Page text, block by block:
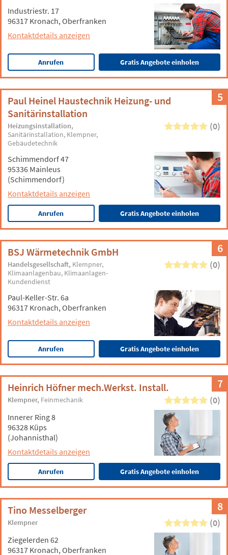
Industriestr. 17
96317 Kronach, Oberfranken
Kontaktdetails anzeigen
Anrufen Gratis Angebote einholen
5
Paul Heinel Haustechnik Heizung- und
Sanitärinstallation
Heizungsinstallation
Sanitärinstallation Klempner
Gebäudetechnik
(0)
Schimmendorf 47
95336 Mainleus
(Schimmendorf)
Kontaktdetails anzeigen
Anrufen Gratis Angebote einholen
6
BSJ Wärmetechnik GmbH
Handelsgesellschaft Klempner
Klimaanlagenbau Klimaanlagen-
Kundendienst
(0)
Paul-Keller-Str. 6a
96317 Kronach, Oberfranken
Kontaktdetails anzeigen
Anrufen Gratis Angebote einholen
7
Heinrich Höfner mech.Werkst. Install.
Klempner Feinmechanik (0)
Innerer Ring 8
96328 Küps
(Johannisthal)
Kontaktdetails anzeigen
Anrufen Gratis Angebote einholen
8
Tino Messelberger
Klempner (0)
Ziegelerden 62
96317 Kronach, Oberfranken